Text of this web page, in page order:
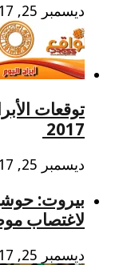
ديسمبر 25, 2017
2017
ديسمبر 25, 2017
بيروت:
لاغتصاب
ديسمبر 25, 2017